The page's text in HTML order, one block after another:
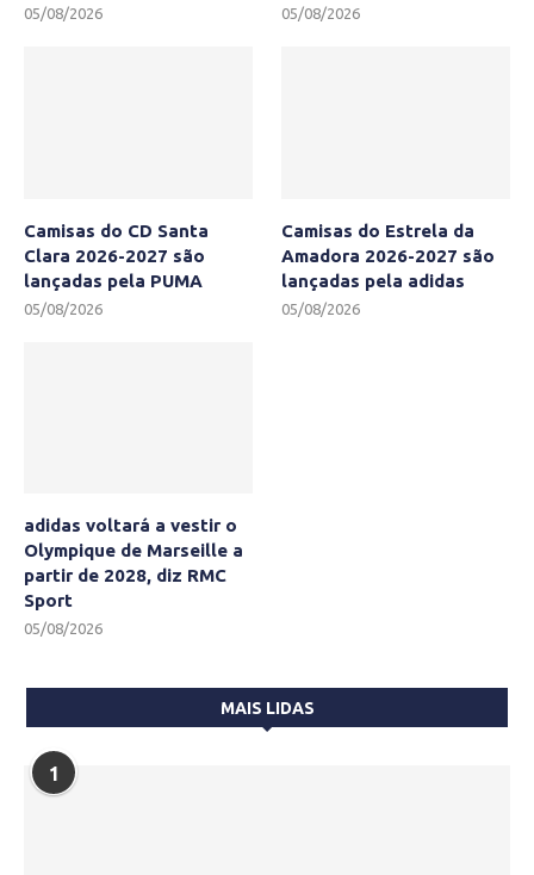
05/08/2026 05/08/2026
Camisas do CD Santa
Clara 2026-2027 são
lançadas pela PUMA
05/08/2026
Camisas do Estrela da
Amadora 2026-2027 são
lançadas pela adidas
05/08/2026
adidas voltará a vestir o
Olympique de Marseille a
partir de 2028, diz RMC
Sport
05/08/2026
MAIS LIDAS
1